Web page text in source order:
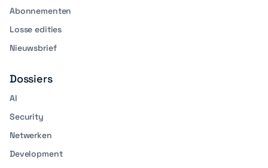
Abonnementen
Losse edities
Nieuwsbrief
Dossiers
AI
Security
Netwerken
Development